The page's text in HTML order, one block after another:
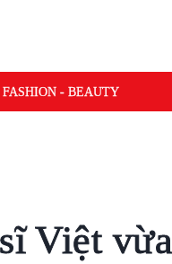
FASHION - BEAUTY
Việt